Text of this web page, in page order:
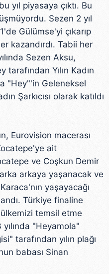
yıl piyasaya çıktı. Bu
Sezen 2 yıl
Gülümse'yi çıkarıp
kazandırdı. Tabii her
Sezen Aksu,
Yılın Kadın
"Hey"'in Geleneksel
Şarkıcısı olarak katıldı
Eurovision macerası
ait
ve Coşkun Demir
arkaya yaşanacak ve
yaşayacağı
Türkiye finaline
temsil etme
"Heyamola"
tarafından yılın plağı
babası Sinan